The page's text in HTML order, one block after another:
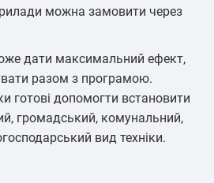
можна замовити через
дати максимальний ефект,
разом з програмою.
готові допомогти встановити
громадський, комунальний,
вид техніки.